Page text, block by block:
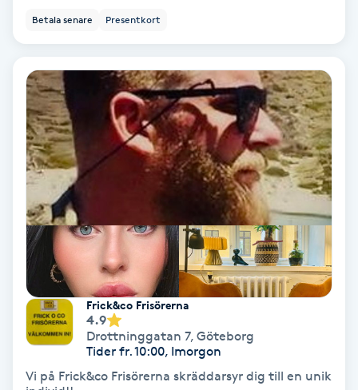
Power Yoga
PRP (Platelet Rich Plasma)
PRX-T33
Psoriasis
Radiofrekvens
Rakning
Betala senare Presentkort
Frick&co Frisörerna
4.9
Drottninggatan 7, Göteborg
Tider fr. 10:00, Imorgon
Vi på Frick&co Frisörerna skräddarsyr dig till en unik